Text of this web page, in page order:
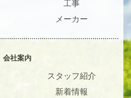
工事
メーカー
会社案内
スタッフ紹介
新着情報